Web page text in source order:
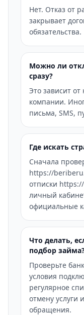
Нет. Отказ от
закрывает
обязательства.
Можно ли
сразу?
Это зависит от
компании.
письма, SMS,
Где искать
Сначала
https://
отписки
личный
официальные
Что делать,
подбор
Проверьте
условия
регулярное
отмену услуги
обращения.